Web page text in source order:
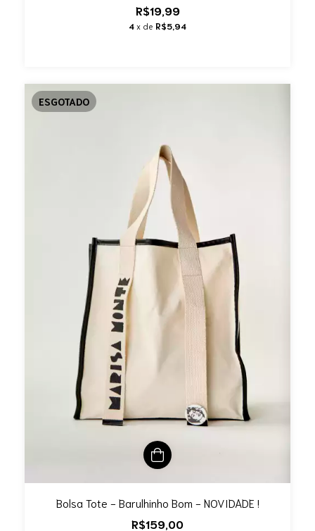
R$19,99
4 x de R$5,94
ESGOTADO
Bolsa Tote - Barulhinho Bom - NOVIDADE !
R$159,00